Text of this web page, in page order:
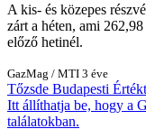
A kis- és közepes
zárt a héten, ami
előző hetinél.
GazMag / MTI 3 éve
Tőzsde Budapesti
Itt állíthatja be, hogy a
találatokban.